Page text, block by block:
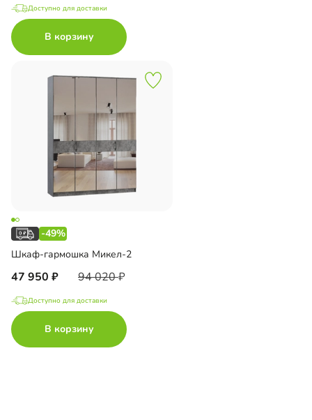
Доступно для доставки
В корзину
-49%
Шкаф-гармошка Микел-2
47 950 94 020
Доступно для доставки
В корзину